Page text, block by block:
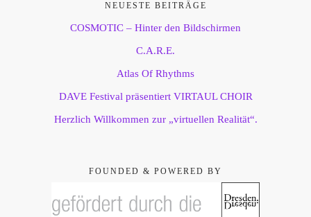
NEUESTE BEITRÄGE
COSMOTIC – Hinter den Bildschirmen
C.A.R.E.
Atlas Of Rhythms
DAVE Festival präsentiert VIRTAUL CHOIR
Herzlich Willkommen zur „virtuellen Realität“.
FOUNDED & POWERED BY